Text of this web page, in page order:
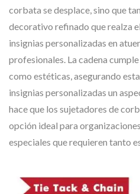
corbata se desplace, sino que
decorativo refinado que realza
insignias personalizadas en
profesionales. La cadena
como estéticas, asegurando
insignias personalizadas un
hace que los sujetadores de
opción ideal para
especiales que requieren tanto